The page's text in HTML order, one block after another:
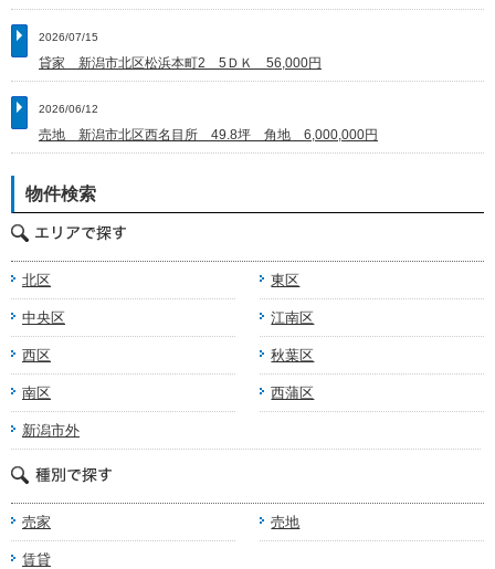
2026/07/15
貸家 新潟市北区松浜本町2 5ＤＫ 56,000円
2026/06/12
売地 新潟市北区西名目所 49.8坪 角地 6,000,000円
物件検索
北区 東区
中央区 江南区
西区 秋葉区
南区 西蒲区
新潟市外
売家 売地
賃貸